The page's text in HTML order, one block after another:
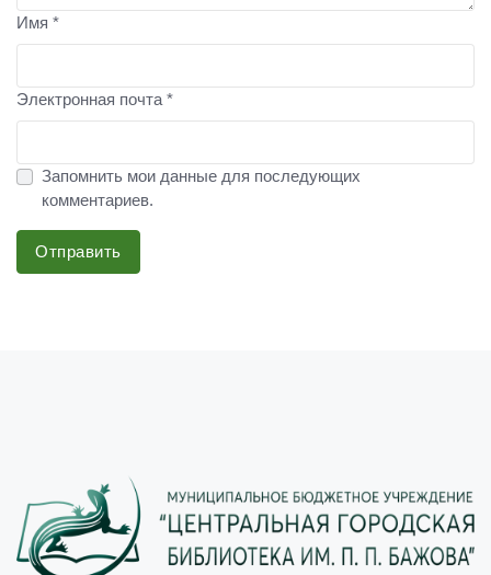
Имя *
Электронная почта *
Запомнить мои данные для последующих
комментариев.
Отправить